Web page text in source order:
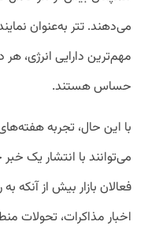
می‌دهند. تتر به‌عنوان
مهم‌ترین دارایی انرژی،
حساس هستند.
با این حال، تجربه
می‌توانند با انتشار یک
فعالان بازار بیش از آنکه
اخبار مذاکرات، تحولات